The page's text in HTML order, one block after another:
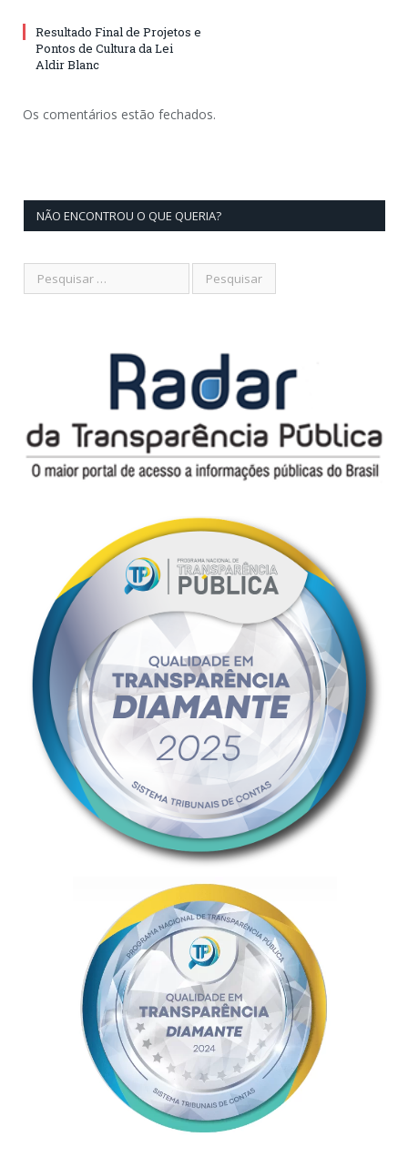
Resultado Final de Projetos e
Pontos de Cultura da Lei
Aldir Blanc
Os comentários estão fechados.
NÃO ENCONTROU O QUE QUERIA?